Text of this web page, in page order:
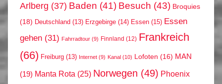
Arlberg (37) Baden (41) Besuch (43) Broquies
(18) Deutschland (13) Erzgebirge (14) Essen (15) Essen
gehen (31) Fahrradtour (9) Finnland (12) Frankreich
(66) Freiburg (13) Internet (9) Kanal (10) Lofoten (16) MAN
(19) Manta Rota (25) Norwegen (49) Phoenix